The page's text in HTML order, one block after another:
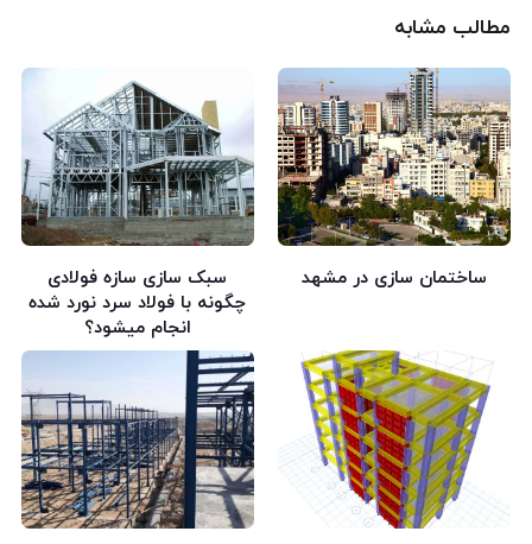
مطالب مشابه
ساختمان سازی در مشهد
سبک سازی سازه فولادی
چگونه با فولاد سرد نورد شده
انجام میشود؟